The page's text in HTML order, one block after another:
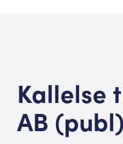
Kallelse
AB